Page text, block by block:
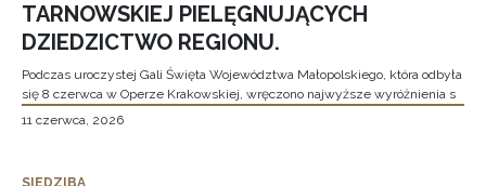
TARNOWSKIEJ PIELĘGNUJĄCYCH
DZIEDZICTWO REGIONU.
Podczas uroczystej Gali Święta Województwa Małopolskiego, która odbyła
się 8 czerwca w Operze Krakowskiej, wręczono najwyższe wyróżnienia s
11 czerwca, 2026
SIEDZIBA